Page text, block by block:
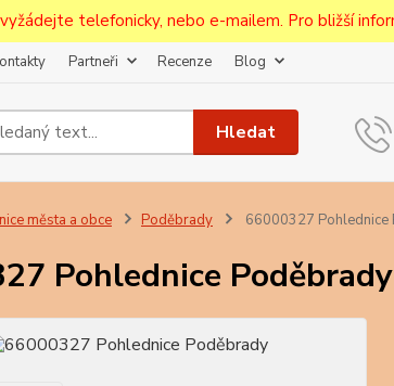
telefonicky, nebo e-mailem. Pro bližší
Partneři Recenze Blog
Hledat
města a obce Poděbrady 66000327 Pohlednice
Pohlednice Poděbrady